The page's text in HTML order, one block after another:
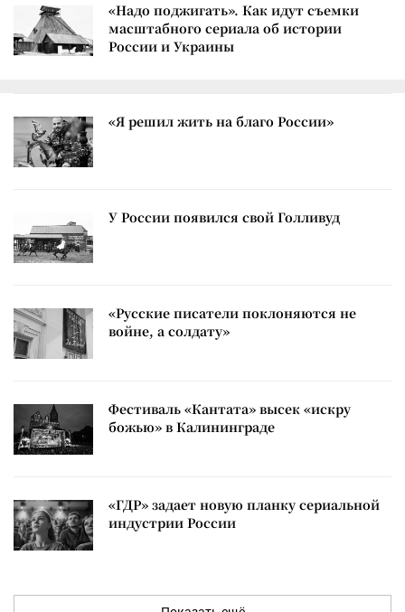
«Надо поджигать». Как идут съемки
масштабного сериала об истории
России и Украины
«Я решил жить на благо России»
У России появился свой Голливуд
«Русские писатели поклоняются не
войне, а солдату»
Фестиваль «Кантата» высек «искру
божью» в Калининграде
«ГДР» задает новую планку сериальной
индустрии России